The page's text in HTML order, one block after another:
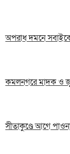
অপরাধ দমনে
কমলনগরে মাদক ও
সীতাকুণ্ডে আগে